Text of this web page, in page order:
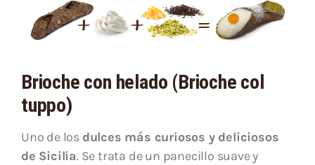
Brioche con helado (Brioche col
tuppo)
Uno de los dulces más curiosos y deliciosos
de Sicilia. Se trata de un panecillo suave y